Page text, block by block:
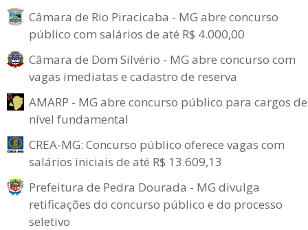
Câmara de Rio Piracicaba - MG abre concurso
público com salários de até R$ 4.000,00
Câmara de Dom Silvério - MG abre concurso com
vagas imediatas e cadastro de reserva
AMARP - MG abre concurso público para cargos de
nível fundamental
CREA-MG: Concurso público oferece vagas com
salários iniciais de até R$ 13.609,13
Prefeitura de Pedra Dourada - MG divulga
retificações do concurso público e do processo
seletivo